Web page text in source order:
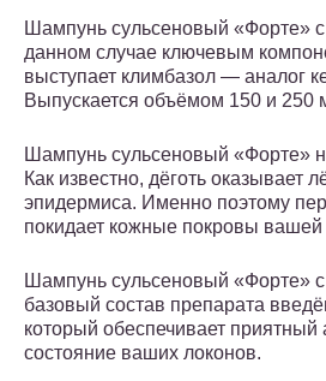
Шампунь сульсеновый «Форте»
данном случае ключевым
выступает климбазол — аналог
Выпускается объёмом 150 и 250
Шампунь сульсеновый «Форте»
Как известно, дёготь оказывает
эпидермиса. Именно поэтому
покидает кожные покровы
Шампунь сульсеновый «Форте»
базовый состав препарата
который обеспечивает приятный
состояние ваших локонов.